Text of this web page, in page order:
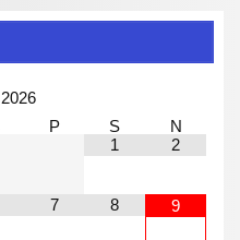
2026
P S
N
1
2
7 8 9